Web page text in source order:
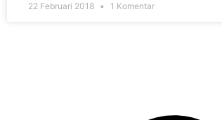
22 Februari 2018 1 Komentar